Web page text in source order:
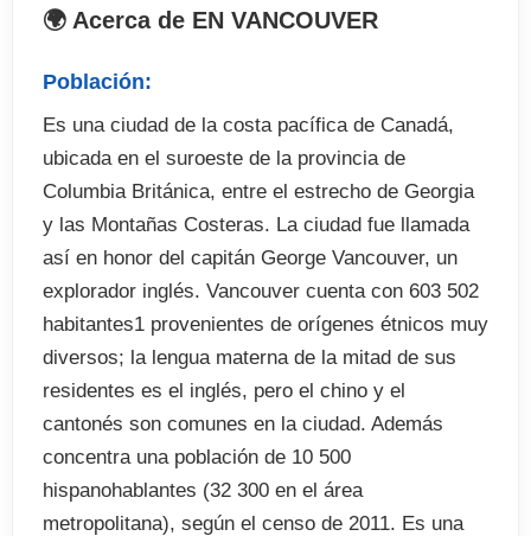
. Excursiones, actividades adicionales, etc.
🌍 Acerca de EN VANCOUVER
Población:
Es una ciudad de la costa pacífica de Canadá,
ubicada en el suroeste de la provincia de
Columbia Británica, entre el estrecho de Georgia
y las Montañas Costeras. La ciudad fue llamada
así en honor del capitán George Vancouver, un
explorador inglés. Vancouver cuenta con 603 502
habitantes1 provenientes de orígenes étnicos muy
diversos; la lengua materna de la mitad de sus
residentes es el inglés, pero el chino y el
cantonés son comunes en la ciudad. Además
concentra una población de 10 500
hispanohablantes (32 300 en el área
metropolitana), según el censo de 2011. Es una